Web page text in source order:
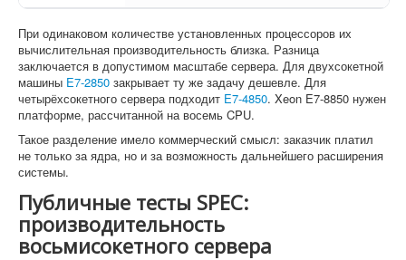
При одинаковом количестве установленных процессоров их
вычислительная производительность близка. Разница
заключается в допустимом масштабе сервера. Для двухсокетной
машины E7-2850 закрывает ту же задачу дешевле. Для
четырёхсокетного сервера подходит E7-4850. Xeon E7-8850 нужен
платформе, рассчитанной на восемь CPU.
Такое разделение имело коммерческий смысл: заказчик платил
не только за ядра, но и за возможность дальнейшего расширения
системы.
Публичные тесты SPEC:
производительность
восьмисокетного сервера